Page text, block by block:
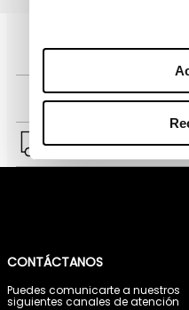
Pagos 100%
Comprar fácil en
Envío a Lima y a
CONTÁCTANOS
Puedes comunicarte a nuestros
siguientes canales de atención